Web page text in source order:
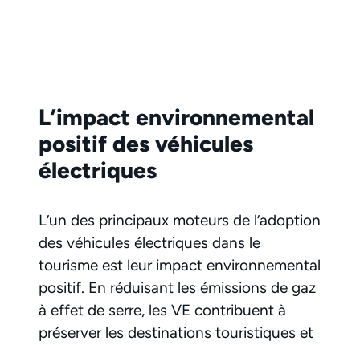
L’impact environnemental
positif des véhicules
électriques
L’un des principaux moteurs de l’adoption
des véhicules électriques dans le
tourisme est leur impact environnemental
positif. En réduisant les émissions de gaz
à effet de serre, les VE contribuent à
préserver les destinations touristiques et